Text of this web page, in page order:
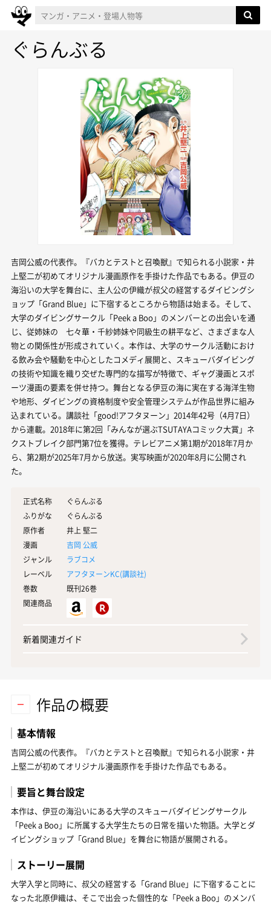
ぐらんぶる
吉岡公威の代表作。『バカとテストと召喚獣』で知られる小説家・井
上堅二が初めてオリジナル漫画原作を手掛けた作品でもある。伊豆の
海沿いの大学を舞台に、主人公の伊織が叔父の経営するダイビングシ
ョップ「Grand Blue」に下宿するところから物語は始まる。そして、
大学のダイビングサークル「Peek a Boo」のメンバーとの出会いを通
じ、従姉妹の 七々華・千紗姉妹や同級生の耕平など、さまざまな人
物との関係性が形成されていく。本作は、大学のサークル活動におけ
る飲み会や騒動を中心としたコメディ展開と、スキューバダイビング
の技術や知識を織り交ぜた専門的な描写が特徴で、ギャグ漫画とスポ
ーツ漫画の要素を併せ持つ。舞台となる伊豆の海に実在する海洋生物
や地形、ダイビングの資格制度や安全管理システムが作品世界に組み
込まれている。講談社「good!アフタヌーン」2014年42号（4月7日）
から連載。2018年に第2回「みんなが選ぶTSUTAYAコミック大賞」ネ
クストブレイク部門第7位を獲得。テレビアニメ第1期が2018年7月か
ら、第2期が2025年7月から放送。実写映画が2020年8月に公開され
た。
正式名称
ぐらんぶる
ふりがな
ぐらんぶる
原作者
井上 堅二
漫画
吉岡 公威
ジャンル
ラブコメ
レーベル
アフタヌーンKC(講談社)
巻数
既刊26巻
関連商品
新着関連ガイド
作品の概要
基本情報
吉岡公威の代表作。『バカとテストと召喚獣』で知られる小説家・井
上堅二が初めてオリジナル漫画原作を手掛けた作品でもある。
要旨と舞台設定
本作は、伊豆の海沿いにある大学のスキューバダイビングサークル
「Peek a Boo」に所属する大学生たちの日常を描いた物語。大学とダ
イビングショップ「Grand Blue」を舞台に物語が展開される。
ストーリー展開
大学入学と同時に、叔父の経営する「Grand Blue」に下宿することに
なった北原伊織は、そこで出会った個性的な「Peek a Boo」のメンバ